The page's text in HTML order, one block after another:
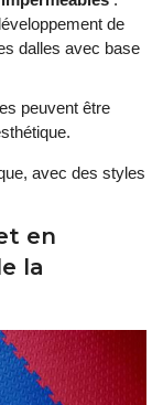
de
dalles avec base
peuvent être
avec des styles
en
la